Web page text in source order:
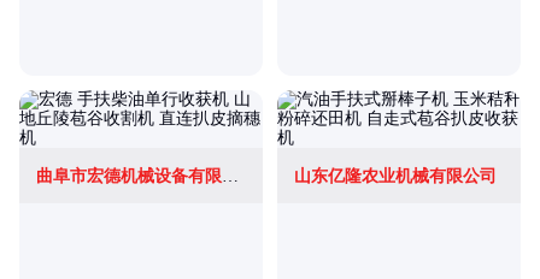
山东亿隆农业机械有限公司